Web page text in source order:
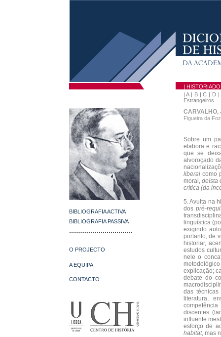
|
|A| B|C | D |
Estrangeiros
BIBLIOGRAFIA ACTIVA
BIBLIOGRAFIA PASSIVA
................................
O PROJECTO
A EQUIPA
CONTACTO
CARVALHO,
Figueira da
Sobre um
elabora e
que se
alvoroçado
liberalcomo
moral, deísta
crítica (da
5. Avulta na
dos pré-
linguística
exigindo
portanto, de
historiar,
estudos
nele o
explicação;
debate do
das
literatura,
discentes
influente
esforço de
habitat, mas